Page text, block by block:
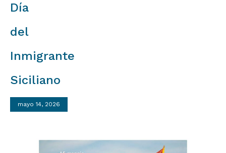
Día
del
Inmigrante
Siciliano
mayo 14, 2026